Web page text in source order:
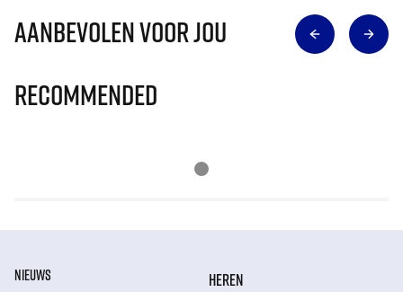
Aanbevolen voor jou
Recommended
NIEUWS
HEREN